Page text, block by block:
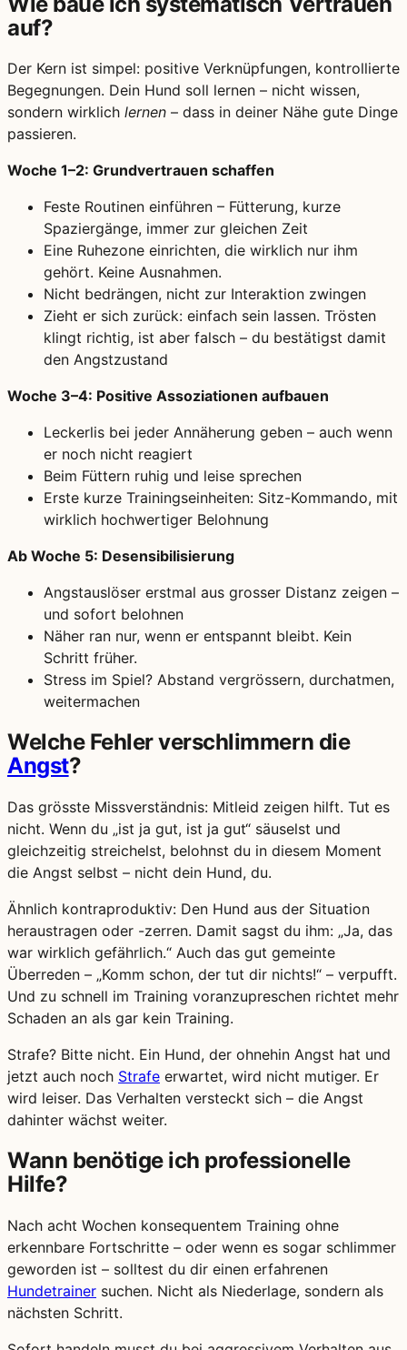
auf?
Der Kern ist simpel: positive Verknüpfungen, kontrollierte
Begegnungen. Dein Hund soll lernen – nicht wissen,
sondern wirklich lernen – dass in deiner Nähe gute Dinge
passieren.
Woche 1–2: Grundvertrauen schaffen
Feste Routinen einführen – Fütterung, kurze
Spaziergänge, immer zur gleichen Zeit
Eine Ruhezone einrichten, die wirklich nur ihm
gehört. Keine Ausnahmen.
Nicht bedrängen, nicht zur Interaktion zwingen
Zieht er sich zurück: einfach sein lassen. Trösten
klingt richtig, ist aber falsch – du bestätigst damit
den Angstzustand
Woche 3–4: Positive Assoziationen aufbauen
Leckerlis bei jeder Annäherung geben – auch wenn
er noch nicht reagiert
Beim Füttern ruhig und leise sprechen
Erste kurze Trainingseinheiten: Sitz-Kommando, mit
wirklich hochwertiger Belohnung
Ab Woche 5: Desensibilisierung
Angstauslöser erstmal aus grosser Distanz zeigen –
und sofort belohnen
Näher ran nur, wenn er entspannt bleibt. Kein
Schritt früher.
Stress im Spiel? Abstand vergrössern, durchatmen,
weitermachen
Welche Fehler verschlimmern die
Angst?
Das grösste Missverständnis: Mitleid zeigen hilft. Tut es
nicht. Wenn du „ist ja gut, ist ja gut“ säuselst und
gleichzeitig streichelst, belohnst du in diesem Moment
die Angst selbst – nicht dein Hund, du.
Ähnlich kontraproduktiv: Den Hund aus der Situation
heraustragen oder -zerren. Damit sagst du ihm: „Ja, das
war wirklich gefährlich.“ Auch das gut gemeinte
Überreden – „Komm schon, der tut dir nichts!“ – verpufft.
Und zu schnell im Training voranzupreschen richtet mehr
Schaden an als gar kein Training.
Strafe? Bitte nicht. Ein Hund, der ohnehin Angst hat und
jetzt auch noch Strafe erwartet, wird nicht mutiger. Er
wird leiser. Das Verhalten versteckt sich – die Angst
dahinter wächst weiter.
Wann benötige ich professionelle
Hilfe?
Nach acht Wochen konsequentem Training ohne
erkennbare Fortschritte – oder wenn es sogar schlimmer
geworden ist – solltest du dir einen erfahrenen
Hundetrainer suchen. Nicht als Niederlage, sondern als
nächsten Schritt.